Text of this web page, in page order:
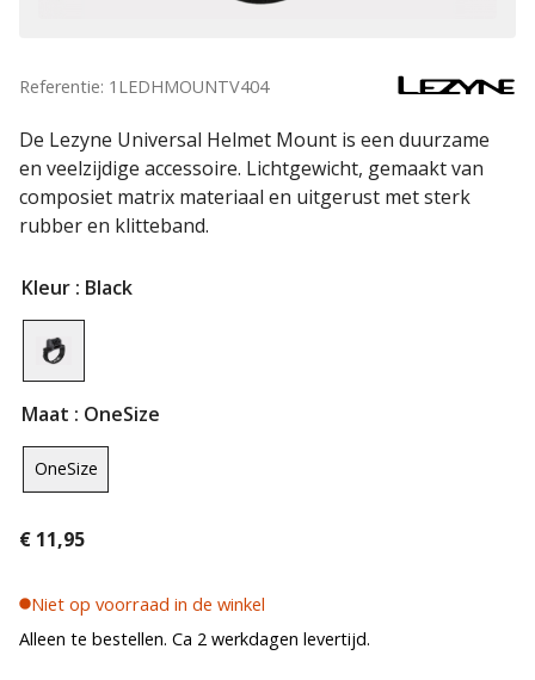
Referentie: 1LEDHMOUNTV404
De Lezyne Universal Helmet Mount is een duurzame
en veelzijdige accessoire. Lichtgewicht, gemaakt van
composiet matrix materiaal en uitgerust met sterk
rubber en klitteband.
Kleur : Black
Maat : OneSize
OneSize
€ 11,95
Niet op voorraad in de winkel
Alleen te bestellen. Ca 2 werkdagen levertijd.